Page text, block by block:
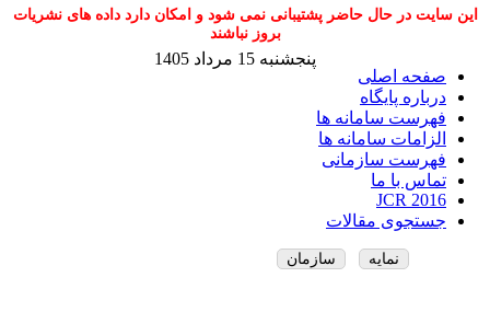
این سایت در حال حاضر پشتیبانی نمی شود و امکان دارد داده های نشریات
بروز نباشند
صفحه اصلی
درباره پایگاه
فهرست سامانه ها
الزامات سامانه ها
فهرست سازمانی
تماس با ما
JCR 2016
جستجوی مقالات
پنجشنبه 15 مرداد 1405
نمایه سازمان